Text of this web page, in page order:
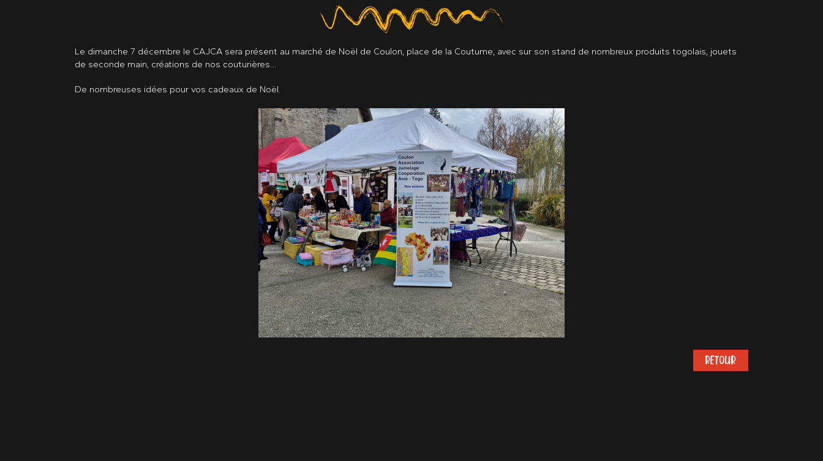
Le dimanche 7 décembre le CAJCA sera présent au marché de Noël de Coulon, place de la Coutume, avec sur son stand de nombreux produits togolais, jouets
de seconde main, créations de nos couturières…
De nombreuses idées pour vos cadeaux de Noël.
RETOUR